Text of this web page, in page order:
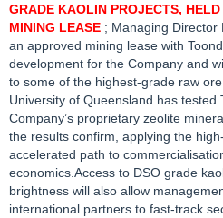
GRADE KAOLIN PROJECTS,
MINING LEASE ; Managing Director
an approved mining lease with
development for the Company and
to some of the highest-grade raw
University of Queensland has tested
Company’s proprietary zeolite
the results confirm, applying the
accelerated path to
economics.Access to DSO grade
brightness will also allow
international partners to fast-track